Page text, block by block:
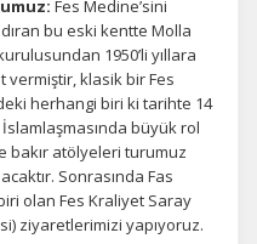
Fes Medine’sini
bu eski kentte Molla
1950’li yıllara
klasik bir Fes
herhangi biri ki tarihte 14
büyük rol
bakır atölyeleri turumuz
Sonrasında Fas
olan Fes Kraliyet Saray
ziyaretlerimizi yapıyoruz.